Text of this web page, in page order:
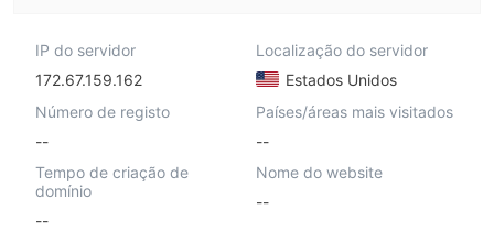
IP do servidor
172.67.159.162
Localização do servidor
Estados Unidos
Número de registo
--
Países/áreas mais visitados
--
Tempo de criação de
domínio
--
Nome do website
--